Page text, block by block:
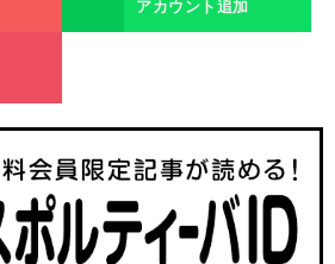
アカウント追加